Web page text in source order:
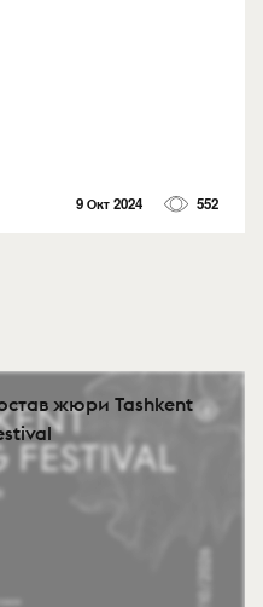
9 Окт 2024 552
жюри Tashkent